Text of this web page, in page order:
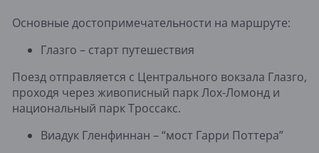
Основные достопримечательности на маршруте:
Глазго – старт путешествия
Поезд отправляется с Центрального вокзала Глазго,
проходя через живописный парк Лох-Ломонд и
национальный парк Троссакс.
Виадук Гленфиннан – “мост Гарри Поттера”